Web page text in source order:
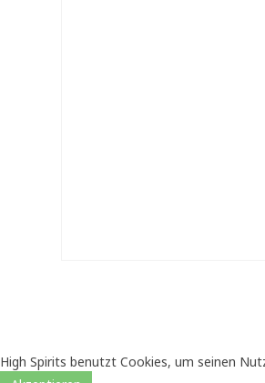
High Spirits benutzt Cookies, um seinen